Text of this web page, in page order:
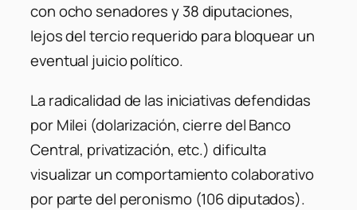
con ocho senadores y 38 diputaciones,
lejos del tercio requerido para bloquear un
eventual juicio político.
La radicalidad de las iniciativas defendidas
por Milei (dolarización, cierre del Banco
Central, privatización, etc.) dificulta
visualizar un comportamiento colaborativo
por parte del peronismo (106 diputados).